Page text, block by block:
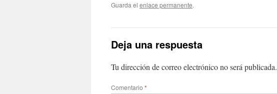
Guarda el enlace permanente.
Deja una respuesta
Tu dirección de correo electrónico no será publicada.
Comentario *